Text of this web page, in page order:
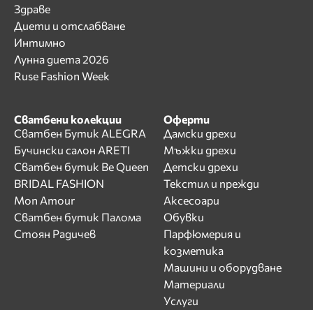
Здраве
Диети и отслабване
Интимно
Лунна диета 2026
Ruse Fashion Week
Сватбени колекции
Сватбен Бутик ALEGRA
Бучински салон ARETI
Сватбен бутик Be Queen
BRIDAL FASHION
Mon Amour
Сватбен бутик Палома
Стоян Радичев
Оферти
Дамски дрехи
Мъжки дрехи
Детски дрехи
Текстил и прежди
Аксесоари
Обувки
Парфюмерия и
козметика
Машини и оборудване
Материали
Услуги